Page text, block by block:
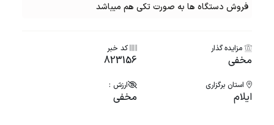
فروش دستگاه ها به صورت تکی هم میباشد
مزایده گذار
مخفی
کد خبر
823156
استان برگزاری
ایلام
ارزش :
مخفی